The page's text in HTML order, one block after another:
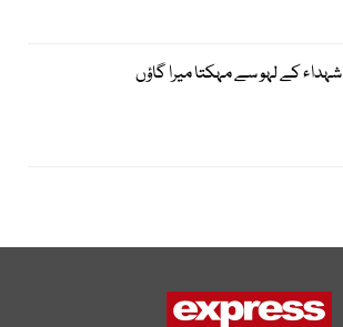
شہداء کے لہو سے مہکتا میرا گاؤں